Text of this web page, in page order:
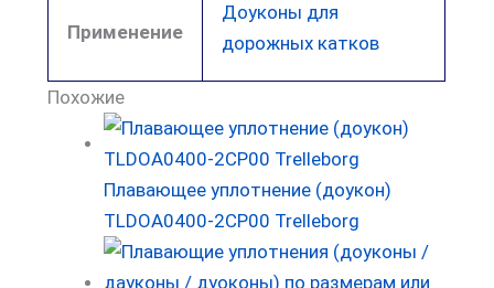
Применение
Доуконы для
дорожных катков
Похожие
Плавающее уплотнение (доукон)
TLDOA0400-2CP00 Trelleborg